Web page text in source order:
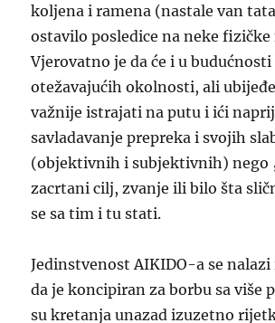
koljena i ramena (nastale van
ostavilo posledice na neke
Vjerovatno je da će i u
otežavajućih okolnosti, ali
važnije istrajati na putu i ići
savladavanje prepreka i svojih
(objektivnih i subjektivnih) nego
zacrtani cilj, zvanje ili bilo šta
se sa tim i tu stati.
Jedinstvenost AIKIDO-a se
da je koncipiran za borbu sa više
su kretanja unazad izuzetno